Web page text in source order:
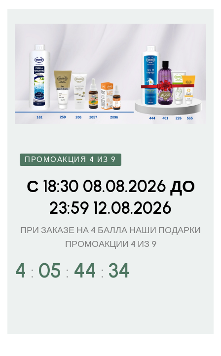
ПРОМОАКЦИЯ 4 ИЗ 9
С 18:30 08.08.2026 ДО
23:59 12.08.2026
ПРИ ЗАКАЗЕ НА 4 БАЛЛА НАШИ ПОДАРКИ
ПРОМОАКЦИИ 4 ИЗ 9
4 : 05 : 44 : 32